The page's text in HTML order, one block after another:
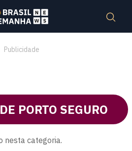
Publicidade
PORTO SEGURO
nesta categoria.